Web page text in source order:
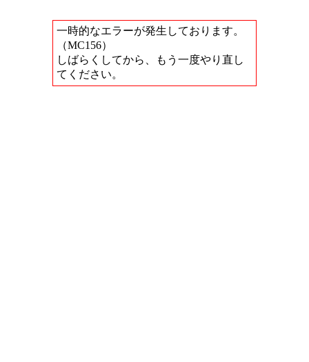
一時的なエラーが発生しております。
（MC156）
しばらくしてから、もう一度やり直し
てください。